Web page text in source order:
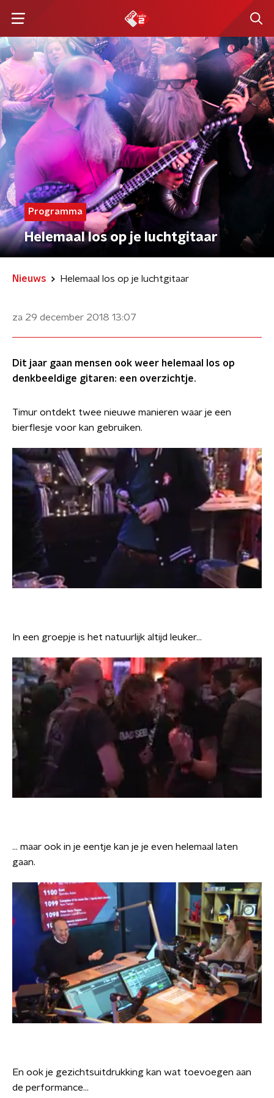
Programma
Helemaal los op je luchtgitaar
Nieuws Helemaal los op je luchtgitaar
za 29 december 2018 13:07
Dit jaar gaan mensen ook weer helemaal los op
denkbeeldige gitaren: een overzichtje.
Timur ontdekt twee nieuwe manieren waar je een
bierflesje voor kan gebruiken.
In een groepje is het natuurlijk altijd leuker...
... maar ook in je eentje kan je je even helemaal laten
gaan.
En ook je gezichtsuitdrukking kan wat toevoegen aan
de performance...